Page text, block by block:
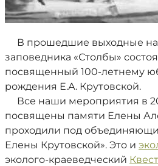
В прошедшие выходные на
заповедника «Столбы»
посвященный 100-летнему
рождения Е.А. Крутовской.
Все наши мероприятия в
посвящены памяти Елены
проходили под
Елены Крутовской». Это и
эколого-краеведческий